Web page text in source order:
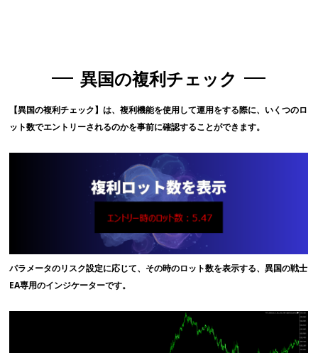
異国の複利チェック
【異国の複利チェック】は、複利機能を使用して運用をする際に、いくつのロ
ット数でエントリーされるのかを事前に確認することができます。
パラメータのリスク設定に応じて、その時のロット数を表示する、異国の戦士
EA専用のインジケーターです。